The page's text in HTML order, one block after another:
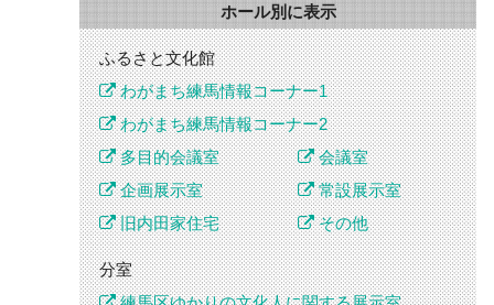
ホール別に表示
ふるさと文化館
わがまち練馬情報コーナー1
わがまち練馬情報コーナー2
多目的会議室
会議室
企画展示室
常設展示室
旧内田家住宅
その他
分室